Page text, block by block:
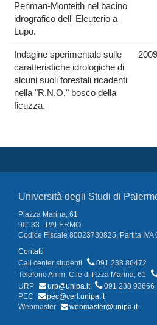
Penman-Monteith nel bacino
idrografico dell' Eleuterio a
Lupo.
Indagine sperimentale sulle
caratteristiche idrologiche di
alcuni suoli forestali ricadenti
nella "R.N.O." bosco della
ficuzza.
2009
Università degli Studi di
Piazza Marina, 61
90133 - PALERMO
Codice Fiscale 80023730825, Partita IVA
Contatti
Call center studenti
091 238 86472
Telefono Amm. C.le di P.zza Marina, 61
URP
urp@unipa.it
091 238 93666
PEC
pec@cert.unipa.it
Webmaster
webmaster@unipa.it